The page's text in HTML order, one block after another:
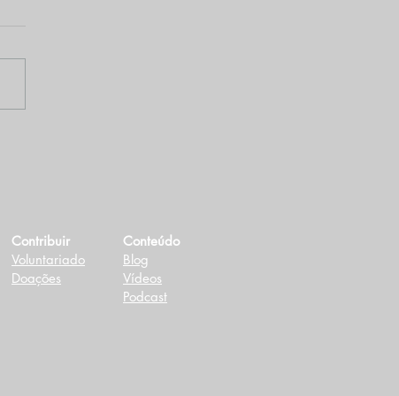
Contribuir
Voluntariado
Doações
Conteúdo
Blog
Vídeos
Podcast